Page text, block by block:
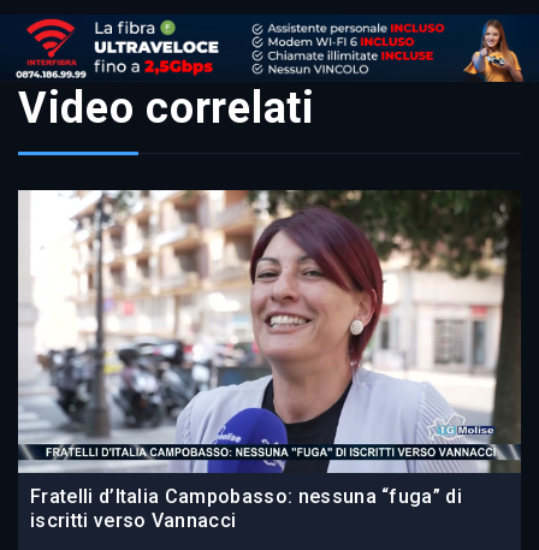
Video correlati
Fratelli d’Italia Campobasso: nessuna “fuga” di
iscritti verso Vannacci